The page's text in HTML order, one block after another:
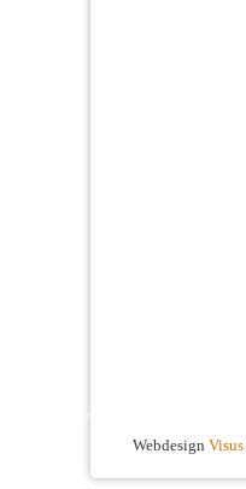
Webdesign Visus